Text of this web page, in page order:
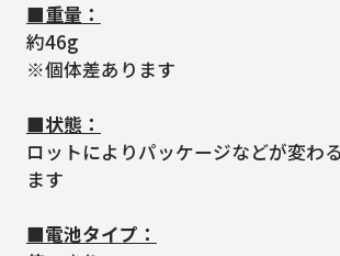
■重量：
約46g
※個体差あります
■状態：
ロットによりパッケージなどが変わ
ます
■電池タイプ：